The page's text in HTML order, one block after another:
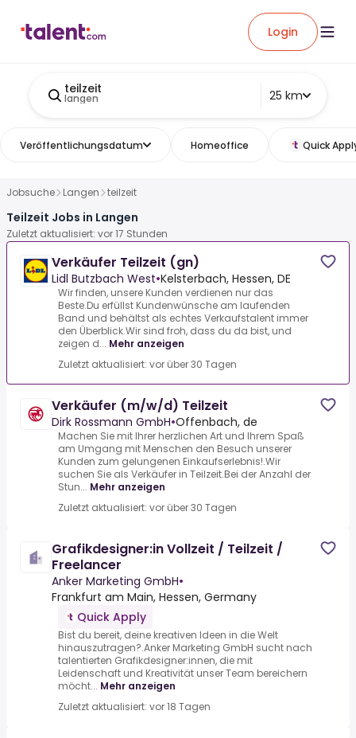
Login
teilzeit
langen 25 km
Veröffentlichungsdatum Homeoffice Quick
Jobsuche Langen teilzeit
Teilzeit Jobs in Langen
Zuletzt aktualisiert: vor 17 Stunden
Verkäufer Teilzeit (gn)
Lidl Butzbach West•Kelsterbach, Hessen, DE
Wir finden, unsere Kunden verdienen nur das
Beste.Du erfüllst Kundenwünsche am laufenden
Band und behältst als echtes Verkaufstalent immer
den Überblick.Wir sind froh, dass du da bist, und
zeigen d... Mehr anzeigen
Zuletzt aktualisiert: vor über 30 Tagen
Verkäufer (m/w/d) Teilzeit
Dirk Rossmann GmbH•Offenbach, de
Machen Sie mit Ihrer herzlichen Art und Ihrem Spaß
am Umgang mit Menschen den Besuch unserer
Kunden zum gelungenen Einkaufserlebnis!.Wir
suchen Sie als Verkäufer in Teilzeit.Bei der Anzahl der
Stun... Mehr anzeigen
Zuletzt aktualisiert: vor über 30 Tagen
Grafikdesigner:in Vollzeit / Teilzeit /
Freelancer
Anker Marketing GmbH•
Frankfurt am Main, Hessen, Germany
Quick Apply
Bist du bereit, deine kreativen Ideen in die Welt
hinauszutragen?.Anker Marketing GmbH sucht nach
talentierten Grafikdesigner:innen, die mit
Leidenschaft und Kreativität unser Team bereichern
möcht... Mehr anzeigen
Zuletzt aktualisiert: vor 18 Tagen